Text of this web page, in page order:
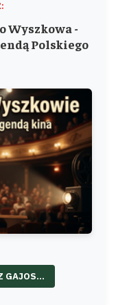
Wyszkowa -
Polskiego
GAJOS...